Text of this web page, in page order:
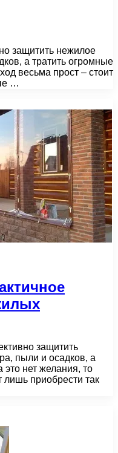
защитить нежилое
а тратить огромные
весьма прост – стоит
…
защитить
пыли и осадков, а
нет желания, то
лишь приобрести так